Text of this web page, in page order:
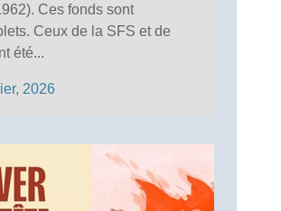
Ces fonds sont
Ceux de la SFS et de
été...
2026